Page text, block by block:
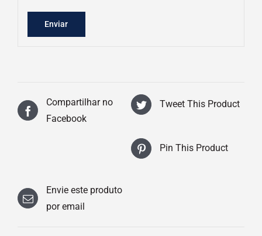
Compartilhar no
Facebook
Tweet This Product
Pin This Product
Envie este produto
por email